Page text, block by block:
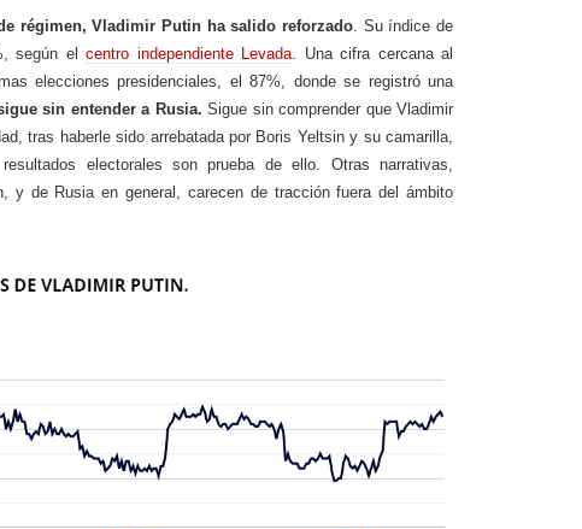
régimen, Vladimir Putin ha salido reforzado. Su índice de
según elcentro independiente Levada. Una cifra cercana al
elecciones presidenciales, el 87%, donde se registró una
sin entender a Rusia. Sigue sin comprender que Vladimir
tras haberle sido arrebatada por Boris Yeltsin y su camarilla,
electorales son prueba de ello. Otras narrativas,
y de Rusia en general, carecen de tracción fuera del ámbito